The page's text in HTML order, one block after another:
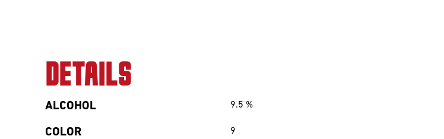
DETAILS
ALCOHOL 9.5 %
COLOR 9